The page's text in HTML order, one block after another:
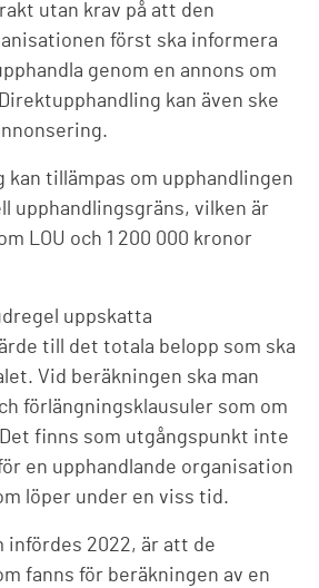
utan krav på att den
först ska informera
genom en annons om
kan även ske
kan tillämpas om upphandlingen
upphandlingsgräns, vilken är
LOU och 1 200 000 kronor
uppskatta
till det totala belopp som ska
Vid beräkningen ska man
förlängningsklausuler som om
finns som utgångspunkt inte
en upphandlande organisation
löper under en viss tid.
infördes 2022, är att de
fanns för beräkningen av en